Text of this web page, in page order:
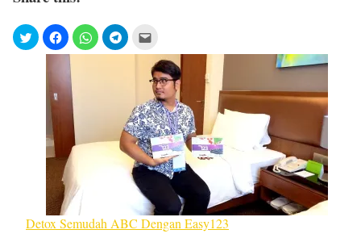
Detox Semudah ABC Dengan Easy123